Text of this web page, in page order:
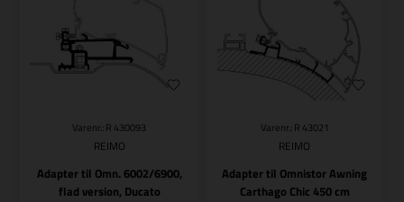
Varenr.: R 430093
REIMO
Adapter til Omn. 6002/6900,
flad version, Ducato
Varenr.: R 43021
REIMO
Adapter til Omnistor Awning
Carthago Chic 450 cm